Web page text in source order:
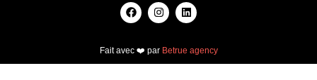
Fait avec ❤️ par Betrue agency